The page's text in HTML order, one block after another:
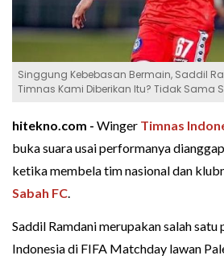
Singgung Kebebasan Bermain, Saddil
Timnas Kami Diberikan Itu? Tidak Sama
hitekno.com - Winger Timnas
buka suara usai performanya
ketika membela tim nasional dan
Sabah FC.
Saddil Ramdani merupakan salah satu
Indonesia di FIFA Matchday lawan